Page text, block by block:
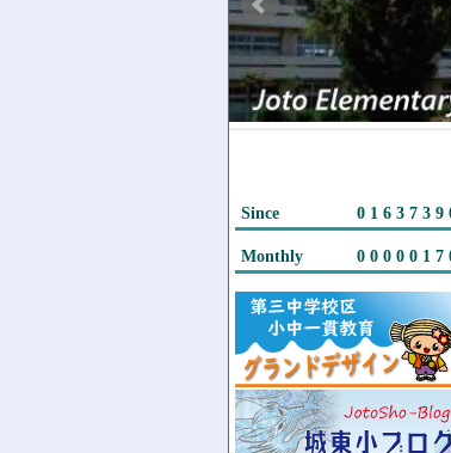
Since
Monthly